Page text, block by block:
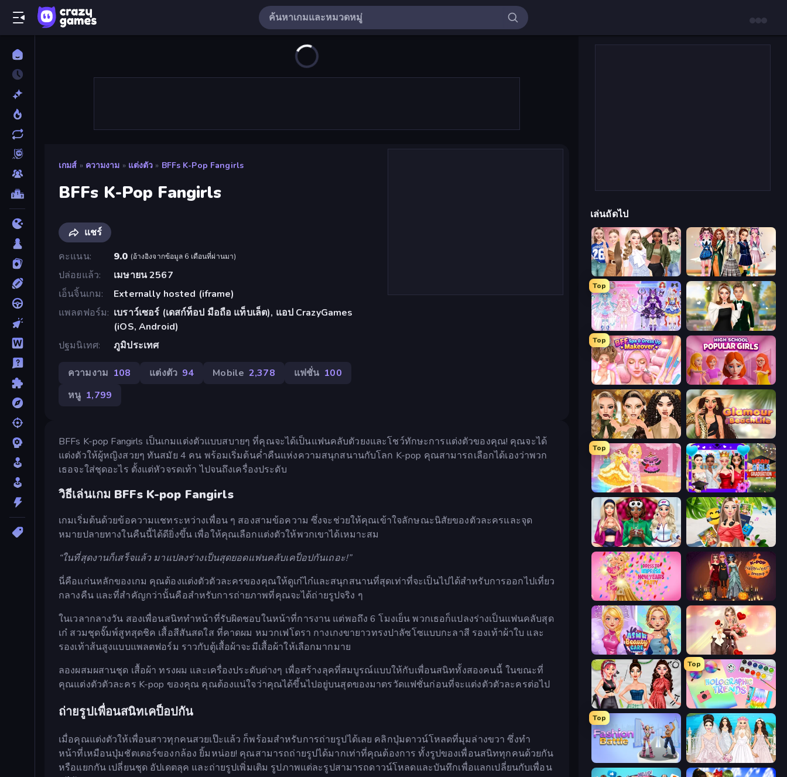
เกมส์ » ความงาม » แต่งตัว » BFFs K-Pop Fangirls
BFFs K-Pop Fangirls
แชร์
คะแนน
9.0 (อ้างอิงจากข้อมูล 6 เดือนที่ผ่านมา)
ปล่อยแล้ว
เมษายน 2567
เอ็นจิ้นเกม
Externally hosted (iframe)
แพลตฟอร์ม
เบราว์เซอร์ (เดสก์ท็อป มือถือ แท็บเล็ต), แอป CrazyGames
(iOS, Android)
ปฐมนิเทศ
ภูมิประเทศ
ความงาม 108 แต่งตัว 94 Mobile 2,378 แฟชั่น 100
หนู 1,799
BFFs K-pop Fangirls เป็นเกมแต่งตัวแบบสบายๆ ที่คุณจะได้เป็นแฟนคลับตัวยงและโชว์ทักษะการแต่งตัวของคุณ! คุณจะได้
แต่งตัวให้ผู้หญิงสวยๆ ทันสมัย 4 คน พร้อมเริ่มต้นค่ำคืนแห่งความสนุกสนานกับโลก K-pop คุณสามารถเลือกได้เองว่าพวก
เธอจะใส่ชุดอะไร ตั้งแต่หัวจรดเท้า ไปจนถึงเครื่องประดับ
วิธีเล่นเกม BFFs K-pop Fangirls
เกมเริ่มต้นด้วยข้อความแชทระหว่างเพื่อน ๆ สองสามข้อความ ซึ่งจะช่วยให้คุณเข้าใจลักษณะนิสัยของตัวละครและจุด
หมายปลายทางในคืนนี้ได้ดียิ่งขึ้น เพื่อให้คุณเลือกแต่งตัวให้พวกเขาได้เหมาะสม
“ในที่สุดงานก็เสร็จแล้ว มาแปลงร่างเป็นสุดยอดแฟนคลับเคป็อปกันเถอะ!”
นี่คือแก่นหลักของเกม คุณต้องแต่งตัวตัวละครของคุณให้ดูเก๋ไก๋และสนุกสนานที่สุดเท่าที่จะเป็นไปได้สำหรับการออกไปเที่ยว
กลางคืน และที่สำคัญกว่านั้นคือสำหรับการถ่ายภาพที่คุณจะได้ถ่ายรูปจริง ๆ
ในเวลากลางวัน สองเพื่อนสนิททำหน้าที่รับผิดชอบในหน้าที่การงาน แต่พอถึง 6 โมงเย็น พวกเธอก็แปลงร่างเป็นแฟนคลับสุด
เก๋ สวมชุดจั๊มพ์สูทสุดชิค เสื้อสีสันสดใส ที่คาดผม หมวกเฟโดรา กางเกงขายาวทรงปาลัซโซแบบกะลาสี รองเท้าผ้าใบ และ
รองเท้าส้นสูงแบบแพลตฟอร์ม ราวกับตู้เสื้อผ้าจะมีเสื้อผ้าให้เลือกมากมาย
ลองผสมผสานชุด เสื้อผ้า ทรงผม และเครื่องประดับต่างๆ เพื่อสร้างลุคที่สมบูรณ์แบบให้กับเพื่อนสนิททั้งสองคนนี้ ในขณะที่
คุณแต่งตัวตัวละคร K-pop ของคุณ คุณต้องแน่ใจว่าคุณได้ขึ้นไปอยู่บนสุดของมาตรวัดแฟชั่นก่อนที่จะแต่งตัวตัวละครต่อไป
ถ่ายรูปเพื่อนสนิทเคป็อปกัน
เมื่อคุณแต่งตัวให้เพื่อนสาวทุกคนสวยเป๊ะแล้ว ก็พร้อมสำหรับการถ่ายรูปได้เลย คลิกปุ่มดาวน์โหลดที่มุมล่างขวา ซึ่งทำ
หน้าที่เหมือนปุ่มชัตเตอร์ของกล้อง ยิ้มหน่อย! คุณสามารถถ่ายรูปได้มากเท่าที่คุณต้องการ ทั้งรูปของเพื่อนสนิททุกคนด้วยกัน
หรือแยกกัน เปลี่ยนชุด อัปเดตลุค และถ่ายรูปเพิ่มเติม รูปภาพแต่ละรูปสามารถดาวน์โหลดและบันทึกเพื่อแลกเปลี่ยนกับเพื่อน
เล่นถัดไป
Fashion Week 2025 Back To School: Uniforms Edition
Top
Idol Livestream: Fashion Game Valentine's Day Proposal
Top
BFF Makeover - Spa & Dress Up
Autumn Glam Gala Glamour Beach Life
Top
Royal Glow Princess Makeover Mean Girls Graduation Day
BFFs Luxury Loungewear Travel with Me: ASMR Edition
Dress To Impress: New Year's Party
ASMR Beauty Care GRWM Date Night
Brat Girl Summer
Top
Holographic Trends
Top
Fashion Battle Model Wedding